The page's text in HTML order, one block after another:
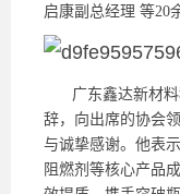
启康副总经理 等20
广东鑫达新材
辞，向出席的协会
与诚挚感谢。他表
阻燃剂等核心产品